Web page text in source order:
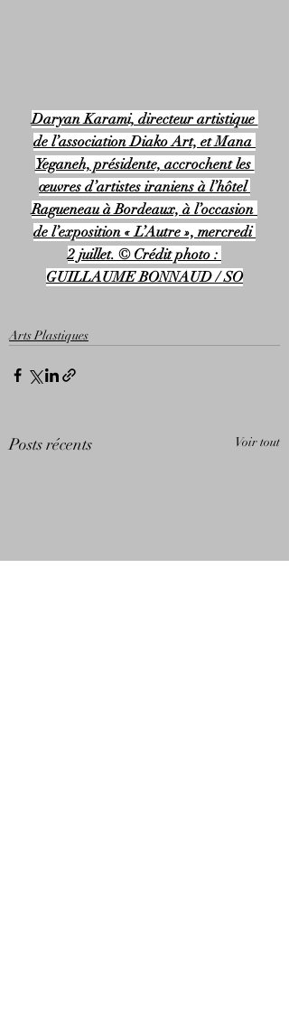
Daryan Karami, directeur artistique
de l’association Diako Art, et Mana
Yeganeh, présidente, accrochent les
œuvres d’artistes iraniens à l’hôtel
Ragueneau à Bordeaux, à l’occasion
de l’exposition « L’Autre », mercredi
2 juillet. © Crédit photo :
GUILLAUME BONNAUD / SO
Arts Plastiques
Posts récents Voir tout